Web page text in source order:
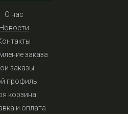
О нас
Новости
заказа
заказы
профиль
корзина
и оплата